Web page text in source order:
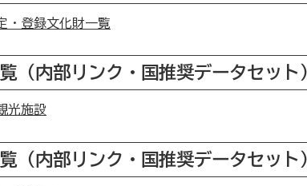
・登録文化財一覧
（内部リンク・国推奨データセット
光施設
（内部リンク・国推奨データセット